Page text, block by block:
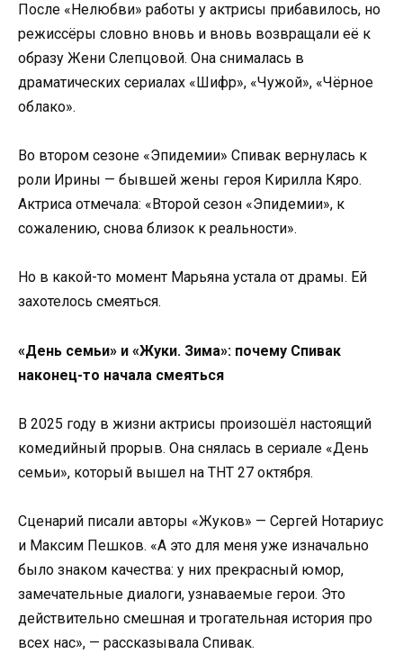
После «Нелюбви» работы у актрисы прибавилось, но
режиссёры словно вновь и вновь возвращали её к
образу Жени Слепцовой. Она снималась в
драматических сериалах «Шифр», «Чужой», «Чёрное
облако».
Во втором сезоне «Эпидемии» Спивак вернулась к
роли Ирины — бывшей жены героя Кирилла Кяро.
Актриса отмечала: «Второй сезон «Эпидемии», к
сожалению, снова близок к реальности».
Но в какой-то момент Марьяна устала от драмы. Ей
захотелось смеяться.
«День семьи» и «Жуки. Зима»: почему Спивак
наконец-то начала смеяться
В 2025 году в жизни актрисы произошёл настоящий
комедийный прорыв. Она снялась в сериале «День
семьи», который вышел на ТНТ 27 октября.
Сценарий писали авторы «Жуков» — Сергей Нотариус
и Максим Пешков. «А это для меня уже изначально
было знаком качества: у них прекрасный юмор,
замечательные диалоги, узнаваемые герои. Это
действительно смешная и трогательная история про
всех нас», — рассказывала Спивак.